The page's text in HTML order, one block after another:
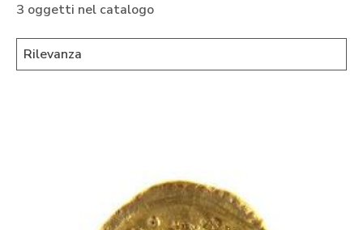
3 oggetti nel catalogo